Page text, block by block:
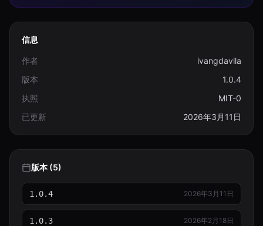
信息
作者
ivangdavila
版本
1.0.4
执照
MIT-0
已更新
2026年3月11日
版本 (5)
1.0.4 2026年3月11日
1.0.3 2026年2月18日